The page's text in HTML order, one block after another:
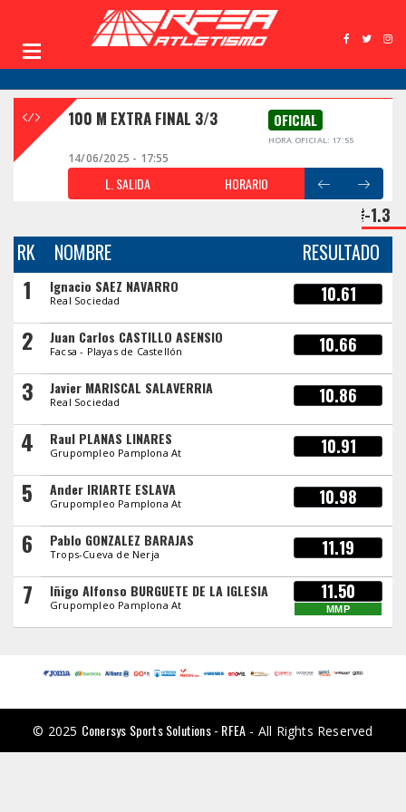
100 M EXTRA FINAL 3/3 OFICIAL
HORA OFICIAL: 17:55
14/06/2025 - 17:55
L. SALIDA HORARIO
-1.3
RK NOMBRE RESULTADO
1 Ignacio SAEZ NAVARRO
Real Sociedad 10.61
2 Juan Carlos CASTILLO ASENSIO
Facsa - Playas de Castellón 10.66
3 Javier MARISCAL SALAVERRIA
Real Sociedad 10.86
4 Raul PLANAS LINARES
Grupompleo Pamplona At 10.91
5 Ander IRIARTE ESLAVA
Grupompleo Pamplona At 10.98
6 Pablo GONZALEZ BARAJAS
Trops-Cueva de Nerja 11.19
7 Iñigo Alfonso BURGUETE DE LA IGLESIA
Grupompleo Pamplona At
11.50
MMP
© 2025 Conersys Sports Solutions - RFEA - All Rights Reserved